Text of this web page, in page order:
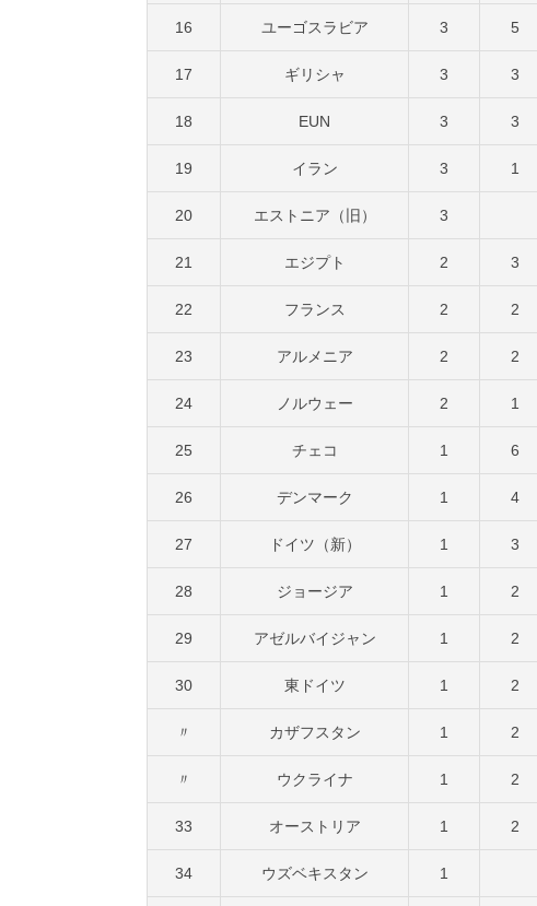
16 ユーゴスラビア 3 5
17 ギリシャ 3 3
18 EUN 3 3
19 イラン 3 1
20 エストニア（旧） 3
21 エジプト 2 3
22 フランス 2 2
23 アルメニア 2 2
24 ノルウェー 2 1
25 チェコ 1 6
26 デンマーク 1 4
27 ドイツ（新） 1 3
28 ジョージア 1 2
29 アゼルバイジャン 1 2
30 東ドイツ 1 2
〃 カザフスタン 1 2
〃 ウクライナ 1 2
33 オーストリア 1 2
34 ウズベキスタン 1